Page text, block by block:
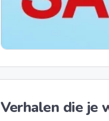
Verhalen die je